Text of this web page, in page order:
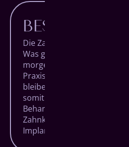
BESTE
Die Zahnmedizin macht
Was gestern noch
morgen vielleicht eine
Praxis mit den höchsten
bleiben wir am Puls der Zeit
somit die bewährtesten und
Behandlungsmethoden der
Zahnkorrektur bis zum
Implantat-System.